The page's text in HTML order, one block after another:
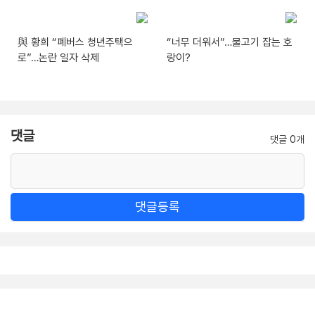
與 황희 “폐버스 청년주택으
로”…논란 일자 삭제
“너무 더워서”…물고기 잡는 호
랑이?
댓글 댓글 0개
댓글등록